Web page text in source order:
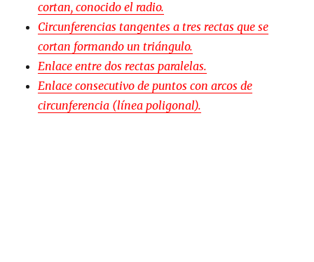
cortan, conocido el radio.
Circunferencias tangentes a tres rectas que se
cortan formando un triángulo.
Enlace entre dos rectas paralelas.
Enlace consecutivo de puntos con arcos de
circunferencia (línea poligonal).